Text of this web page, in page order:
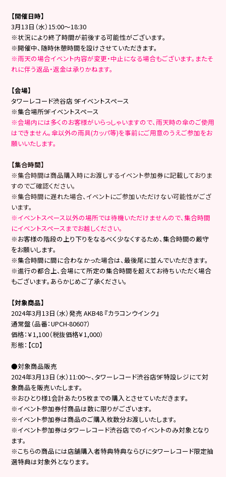
【開催日時】
3月13日（水）15:00～18:30
※状況により終了時間が前後する可能性がございます。
※開催中、随時休憩時間を設けさせていただきます。
※雨天の場合イベント内容が変更・中止になる場合もございます。またそ
れに伴う返品・返金は承りかねます。
【会場】
タワーレコード渋谷店 9Fイベントスペース
※集合場所9Fイベントスペース
※会場内には多くのお客様がいらっしゃいますので、雨天時の傘のご使用
はできません。傘以外の雨具(カッパ等)を事前にご用意のうえご参加をお
願いいたします。
【集合時間】
※集合時間は商品購入時にお渡しするイベント参加券に記載しておりま
すのでご確認ください。
※集合時間に遅れた場合、イベントにご参加いただけない可能性がござ
います。
※イベントスペース以外の場所では待機いただけませんので、集合時間
にイベントスペースまでお越しください。
※お客様の階段の上り下りをなるべく少なくするため、集合時間の厳守
をお願いします。
※集合時間に間に合わなかった場合は、最後尾に並んでいただきます。
※進行の都合上、会場にて所定の集合時間を超えてお待ちいただく場合
もございます。あらかじめご了承ください。
【対象商品】
2024年3月13日（水）発売 AKB48 『カラコンウインク』
通常盤（品番：UPCH-80607）
価格：￥1,100（税抜価格￥1,000）
形態：【CD】
●対象商品販売
2024年3月13日（水）11:00～、タワーレコード渋谷店9F特設レジにて対
象商品を販売いたします。
※おひとり様1会計あたり5枚までの購入とさせていただきます。
※イベント参加券付商品は数に限りがございます。
※イベント参加券は商品のご購入枚数分お渡しいたします。
※イベント参加券はタワーレコード渋谷店でのイベントのみ対象となり
ます。
※こちらの商品には店舗購入者特典特典ならびにタワーレコード限定抽
選特典は対象外となります。